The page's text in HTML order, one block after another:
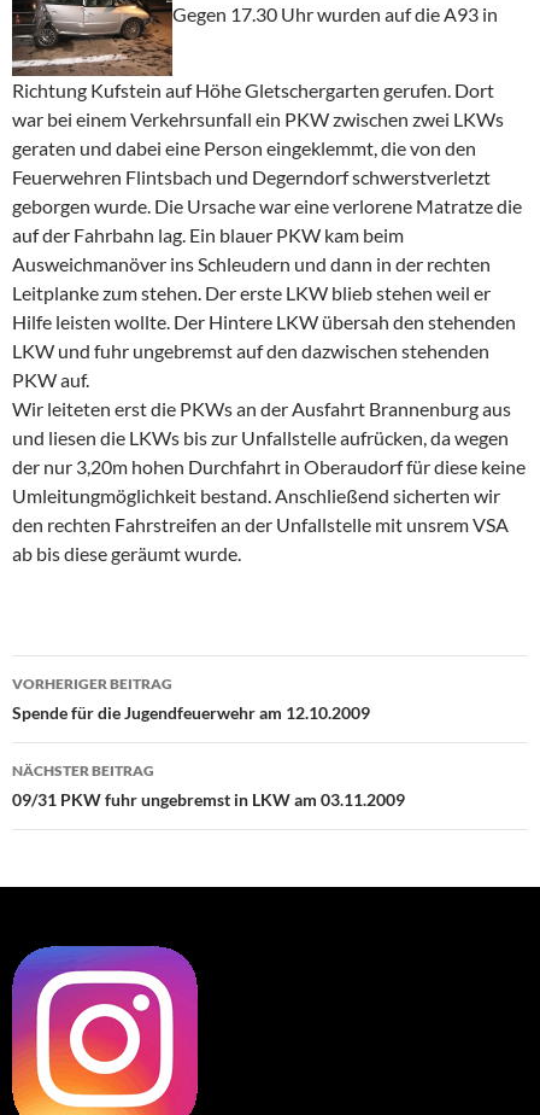
Gegen 17.30 Uhr wurden auf die A93 in
Richtung Kufstein auf Höhe Gletschergarten gerufen. Dort
war bei einem Verkehrsunfall ein PKW zwischen zwei LKWs
geraten und dabei eine Person eingeklemmt, die von den
Feuerwehren Flintsbach und Degerndorf schwerstverletzt
geborgen wurde. Die Ursache war eine verlorene Matratze die
auf der Fahrbahn lag. Ein blauer PKW kam beim
Ausweichmanöver ins Schleudern und dann in der rechten
Leitplanke zum stehen. Der erste LKW blieb stehen weil er
Hilfe leisten wollte. Der Hintere LKW übersah den stehenden
LKW und fuhr ungebremst auf den dazwischen stehenden
PKW auf.
Wir leiteten erst die PKWs an der Ausfahrt Brannenburg aus
und liesen die LKWs bis zur Unfallstelle aufrücken, da wegen
der nur 3,20m hohen Durchfahrt in Oberaudorf für diese keine
Umleitungmöglichkeit bestand. Anschließend sicherten wir
den rechten Fahrstreifen an der Unfallstelle mit unsrem VSA
ab bis diese geräumt wurde.
Beitragsnavigation
VORHERIGER BEITRAG
Spende für die Jugendfeuerwehr am 12.10.2009
NÄCHSTER BEITRAG
09/31 PKW fuhr ungebremst in LKW am 03.11.2009